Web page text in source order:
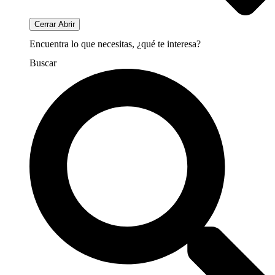
Cerrar Abrir
Encuentra lo que necesitas, ¿qué te interesa?
Buscar